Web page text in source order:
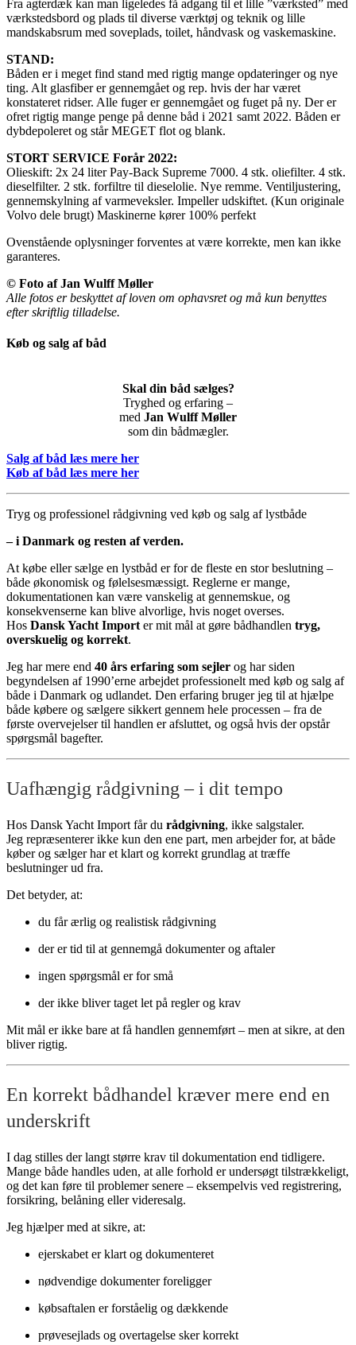
Fra agterdæk kan man ligeledes få adgang til et lille ”værksted” med
værkstedsbord og plads til diverse værktøj og teknik og lille
mandskabsrum med soveplads, toilet, håndvask og vaskemaskine.
STAND:
Båden er i meget find stand med rigtig mange opdateringer og nye
ting. Alt glasfiber er gennemgået og rep. hvis der har været
konstateret ridser. Alle fuger er gennemgået og fuget på ny. Der er
ofret rigtig mange penge på denne båd i 2021 samt 2022. Båden er
dybdepoleret og står MEGET flot og blank.
STORT SERVICE Forår 2022:
Olieskift: 2x 24 liter Pay-Back Supreme 7000. 4 stk. oliefilter. 4 stk.
dieselfilter. 2 stk. forfiltre til dieselolie. Nye remme. Ventiljustering,
gennemskylning af varmeveksler. Impeller udskiftet. (Kun originale
Volvo dele brugt) Maskinerne kører 100% perfekt
Ovenstående oplysninger forventes at være korrekte, men kan ikke
garanteres.
© Foto af Jan Wulff Møller
Alle fotos er beskyttet af loven om ophavsret og må kun benyttes
efter skriftlig tilladelse.
Køb og salg af båd
Skal din båd sælges?
Tryghed og erfaring –
med Jan Wulff Møller
som din bådmægler.
Salg af båd læs mere her
Køb af båd læs mere her
Tryg og professionel rådgivning ved køb og salg af lystbåde
– i Danmark og resten af verden.
At købe eller sælge en lystbåd er for de fleste en stor beslutning –
både økonomisk og følelsesmæssigt. Reglerne er mange,
dokumentationen kan være vanskelig at gennemskue, og
konsekvenserne kan blive alvorlige, hvis noget overses.
Hos Dansk Yacht Importer mit mål at gøre bådhandlen tryg,
overskuelig og korrekt.
Jeg har mere end 40 års erfaring som sejler og har siden
begyndelsen af 1990’erne arbejdet professionelt med køb og salg af
både i Danmark og udlandet. Den erfaring bruger jeg til at hjælpe
både købere og sælgere sikkert gennem hele processen – fra de
første overvejelser til handlen er afsluttet, og også hvis der opstår
spørgsmål bagefter.
Uafhængig rådgivning – i dit tempo
Hos Dansk Yacht Import får du rådgivning, ikke salgstaler.
Jeg repræsenterer ikke kun den ene part, men arbejder for, at både
køber og sælger har et klart og korrekt grundlag at træffe
beslutninger ud fra.
Det betyder, at:
du får ærlig og realistisk rådgivning
der er tid til at gennemgå dokumenter og aftaler
ingen spørgsmål er for små
der ikke bliver taget let på regler og krav
Mit mål er ikke bare at få handlen gennemført – men at sikre, at den
bliver rigtig.
En korrekt bådhandel kræver mere end en
underskrift
I dag stilles der langt større krav til dokumentation end tidligere.
Mange både handles uden, at alle forhold er undersøgt tilstrækkeligt,
og det kan føre til problemer senere – eksempelvis ved registrering,
forsikring, belåning eller videresalg.
Jeg hjælper med at sikre, at:
ejerskabet er klart og dokumenteret
nødvendige dokumenter foreligger
købsaftalen er forståelig og dækkende
prøvesejlads og overtagelse sker korrekt